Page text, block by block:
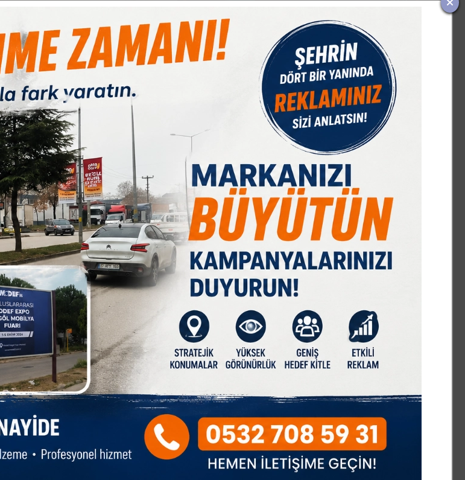
Paylas Paylas
ağır 3 kişi yaralandı.
arasında henüz bilinmeyen bir sebepten
kavgaya dönüştü. İhbar üzerine olay
Olayda Hakan A. (32) ağır
ilk müdahalelerinin ardından
Eğitim ve Araştırma Hastanesi’ne sevk
BIST 100
17561,61
%-0,24
DOLAR
47,70
% 0,17
EURO
55,17
% 0,30
GRAM ALTIN
6667,25
% 2,70
10667,52
% 2,33